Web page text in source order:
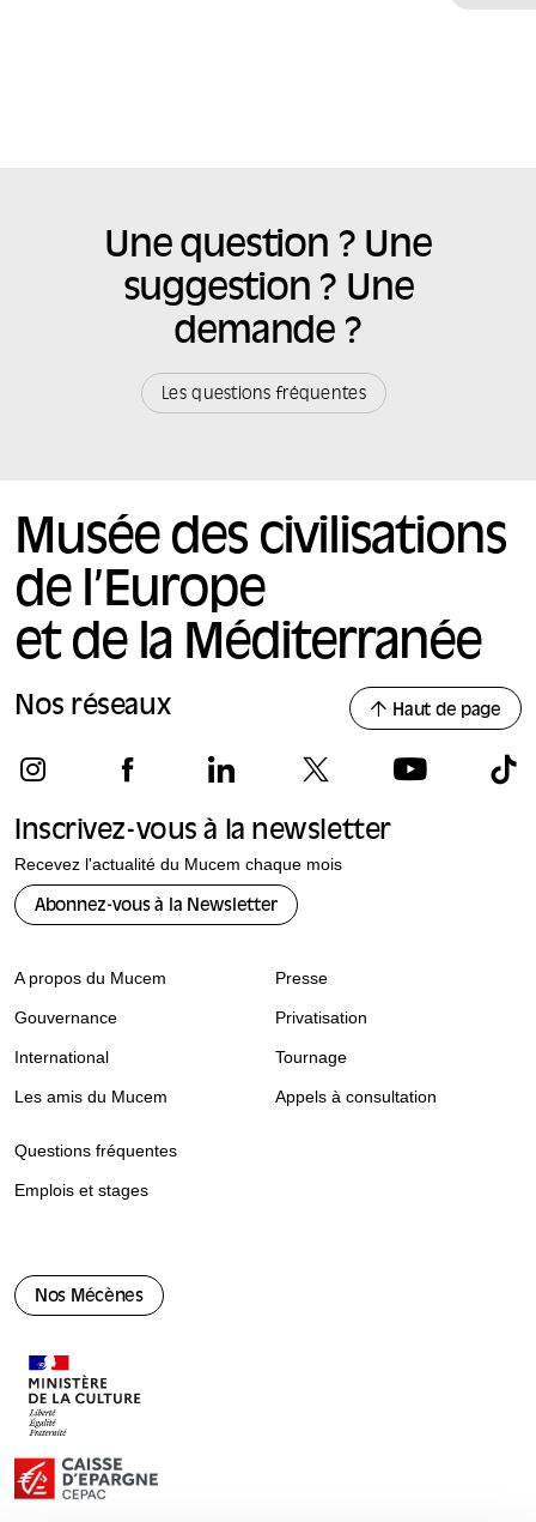
Une question ? Une
suggestion ? Une
demande ?
Les questions fréquentes
Musée des civilisations
de l’Europe
et de la Méditerranée
Nos réseaux Haut de page
Inscrivez-vous à la newsletter
Recevez l'actualité du Mucem chaque mois
Abonnez-vous à la Newsletter
Nos Mécènes
A propos du Mucem
Gouvernance
International
Les amis du Mucem
Presse
Privatisation
Tournage
Appels à consultation
Questions fréquentes
Emplois et stages